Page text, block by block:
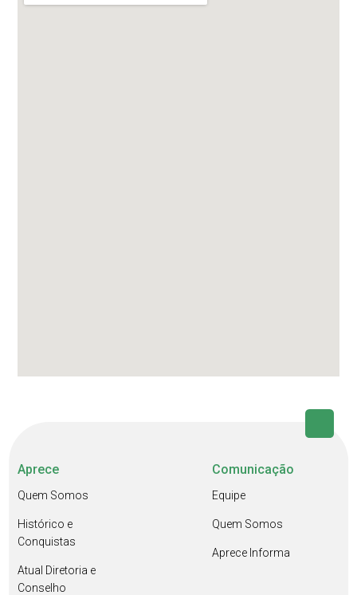
Aprece
Quem Somos
Histórico e
Conquistas
Atual Diretoria e
Conselho
Comunicação
Equipe
Quem Somos
Aprece Informa